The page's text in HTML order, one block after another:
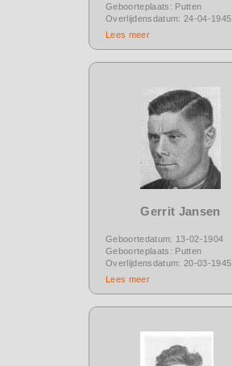
Geboorteplaats: Putten
Overlijdensdatum: 24-04-1945
Lees meer
Gerrit Jansen
Geboortedatum: 13-02-1904
Geboorteplaats: Putten
Overlijdensdatum: 20-03-1945
Lees meer